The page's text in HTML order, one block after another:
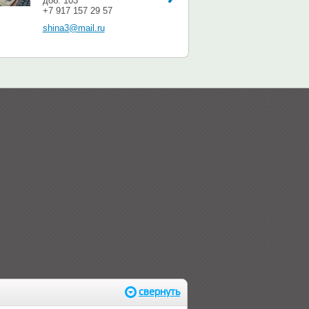
+7 917 157 29 57
shina3@mail.ru
свернуть